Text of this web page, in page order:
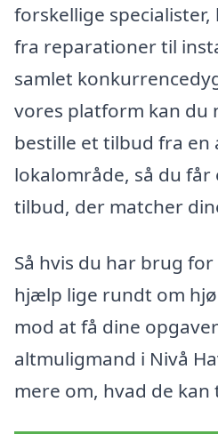
forskellige
fra reparationer til
samlet
vores platform kan du
bestille et tilbud fra
lokalområde, så du
tilbud, der matcher
Så hvis du har brug
hjælp lige rundt om
mod at få dine
altmuligmand i Nivå
mere om, hvad de kan